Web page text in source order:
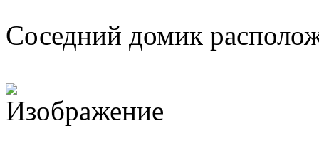
Соседний домик